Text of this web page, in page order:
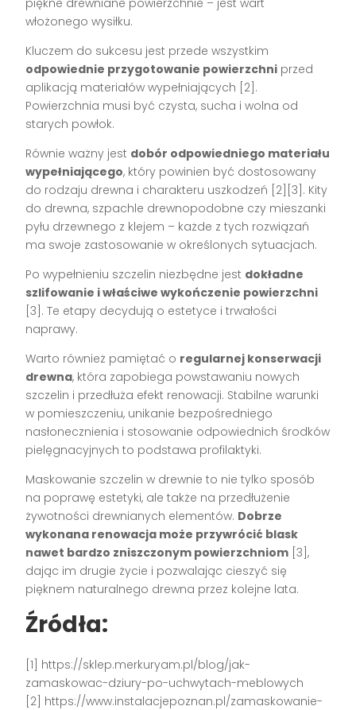
włożonego wysiłku.
Kluczem do sukcesu jest przede wszystkim
odpowiednie przygotowanie powierzchni przed
aplikacją materiałów wypełniających [2].
Powierzchnia musi być czysta, sucha i wolna od
starych powłok.
Równie ważny jest dobór odpowiedniego materiału
wypełniającego, który powinien być dostosowany
do rodzaju drewna i charakteru uszkodzeń [2][3]. Kity
do drewna, szpachle drewnopodobne czy mieszanki
pyłu drzewnego z klejem – każde z tych rozwiązań
ma swoje zastosowanie w określonych sytuacjach.
Po wypełnieniu szczelin niezbędne jest dokładne
szlifowanie i właściwe wykończenie powierzchni
[3]. Te etapy decydują o estetyce i trwałości
naprawy.
Warto również pamiętać o regularnej konserwacji
drewna, która zapobiega powstawaniu nowych
szczelin i przedłuża efekt renowacji. Stabilne warunki
w pomieszczeniu, unikanie bezpośredniego
nasłonecznienia i stosowanie odpowiednich środków
pielęgnacyjnych to podstawa profilaktyki.
Maskowanie szczelin w drewnie to nie tylko sposób
na poprawę estetyki, ale także na przedłużenie
żywotności drewnianych elementów. Dobrze
wykonana renowacja może przywrócić blask
nawet bardzo zniszczonym powierzchniom [3],
dając im drugie życie i pozwalając cieszyć się
pięknem naturalnego drewna przez kolejne lata.
Źródła:
[1] https://sklep.merkuryam.pl/blog/jak-
zamaskowac-dziury-po-uchwytach-meblowych
[2] https://www.instalacjepoznan.pl/zamaskowanie-